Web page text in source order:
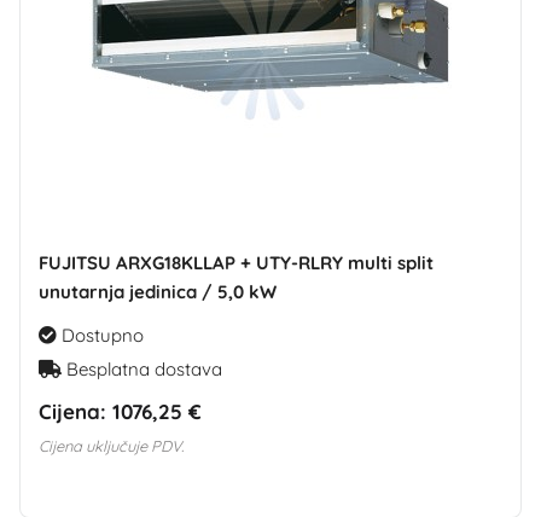
FUJITSU ARXG18KLLAP + UTY-RLRY multi split
unutarnja jedinica / 5,0 kW
Dostupno
Besplatna dostava
Cijena: 1076,25 €
Cijena uključuje PDV.